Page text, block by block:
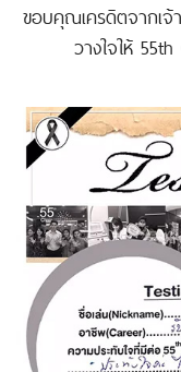
ขอบคุณเครดิตจากเ
วางใจให้